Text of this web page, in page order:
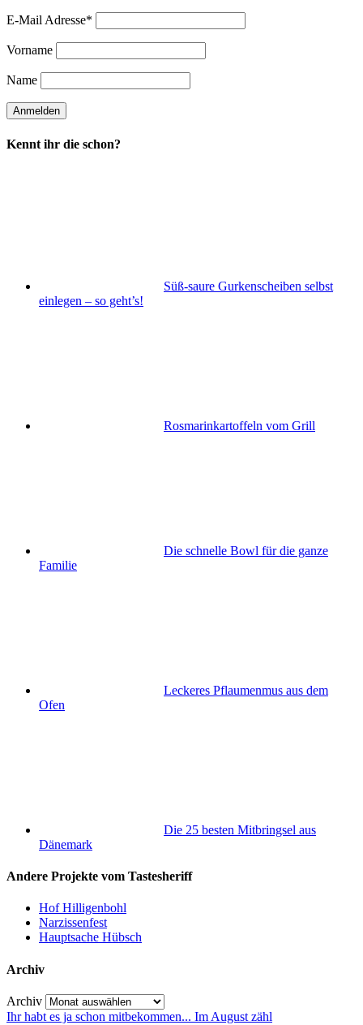
E-Mail Adresse*
Vorname
Name
Kennt ihr die schon?
Süß-saure Gurkenscheiben selbst
einlegen – so geht’s!
Rosmarinkartoffeln vom Grill
Die schnelle Bowl für die ganze
Familie
Leckeres Pflaumenmus aus dem
Ofen
Die 25 besten Mitbringsel aus
Dänemark
Andere Projekte vom Tastesheriff
Hof Hilligenbohl
Narzissenfest
Hauptsache Hübsch
Archiv
Archiv
Ihr habt es ja schon mitbekommen... Im August zähl